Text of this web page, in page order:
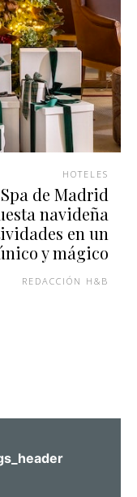
HOTELES
de Madrid
navideña
en un
y mágico
REDACCIÓN H&B